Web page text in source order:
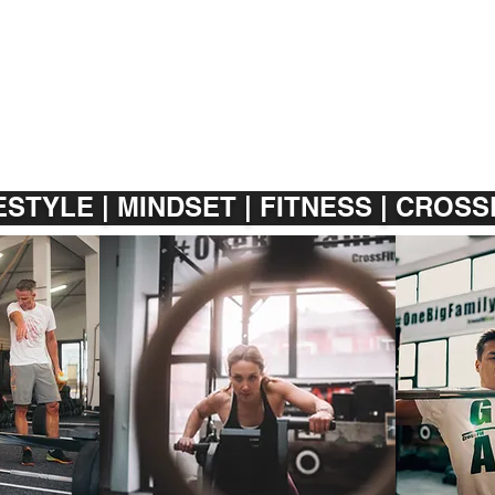
| MINDSET | FITNESS |